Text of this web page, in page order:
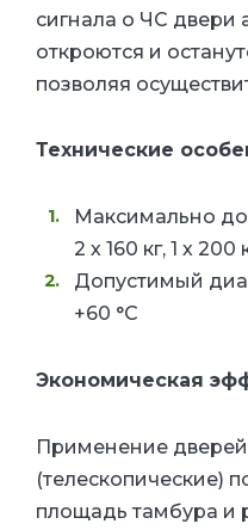
сигнала о ЧС двери
откроются и
позволяя
Технические
Максимально
2 х 160 кг, 1 х 200
Допустимый
+60 °С
Экономическая
Применение дверей
(телескопические)
площадь тамбура и